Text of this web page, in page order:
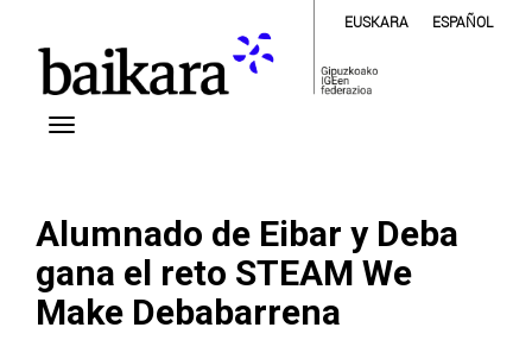
EUSKARA ESPAÑOL
Alumnado de Eibar y Deba
gana el reto STEAM We
Make Debabarrena